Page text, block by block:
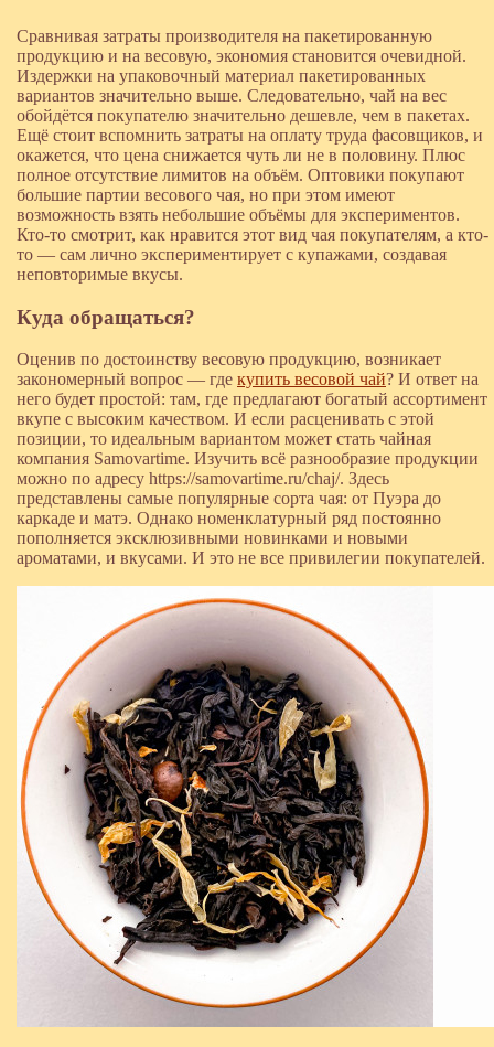
Сравнивая затраты производителя на пакетированную
продукцию и на весовую, экономия становится очевидной.
Издержки на упаковочный материал пакетированных
вариантов значительно выше. Следовательно, чай на вес
обойдётся покупателю значительно дешевле, чем в пакетах.
Ещё стоит вспомнить затраты на оплату труда фасовщиков, и
окажется, что цена снижается чуть ли не в половину. Плюс
полное отсутствие лимитов на объём. Оптовики покупают
большие партии весового чая, но при этом имеют
возможность взять небольшие объёмы для экспериментов.
Кто-то смотрит, как нравится этот вид чая покупателям, а кто-
то — сам лично экспериментирует с купажами, создавая
неповторимые вкусы.
Куда обращаться?
Оценив по достоинству весовую продукцию, возникает
закономерный вопрос — где купить весовой чай? И ответ на
него будет простой: там, где предлагают богатый ассортимент
вкупе с высоким качеством. И если расценивать с этой
позиции, то идеальным вариантом может стать чайная
компания Samovartime. Изучить всё разнообразие продукции
можно по адресу https://samovartime.ru/chaj/. Здесь
представлены самые популярные сорта чая: от Пуэра до
каркаде и матэ. Однако номенклатурный ряд постоянно
пополняется эксклюзивными новинками и новыми
ароматами, и вкусами. И это не все привилегии покупателей.